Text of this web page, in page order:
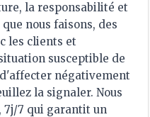
la responsabilité et
nous faisons, des
les clients et
susceptible de
négativement
la signaler. Nous
7j/7 qui garantit un